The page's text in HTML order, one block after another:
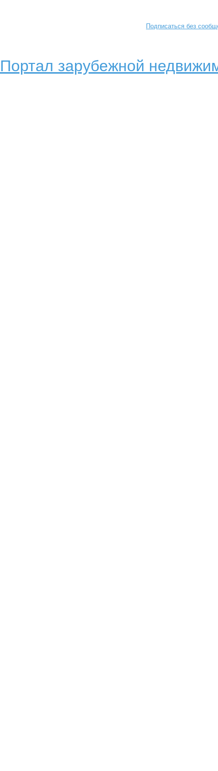
Подписаться без
Портал зарубежной